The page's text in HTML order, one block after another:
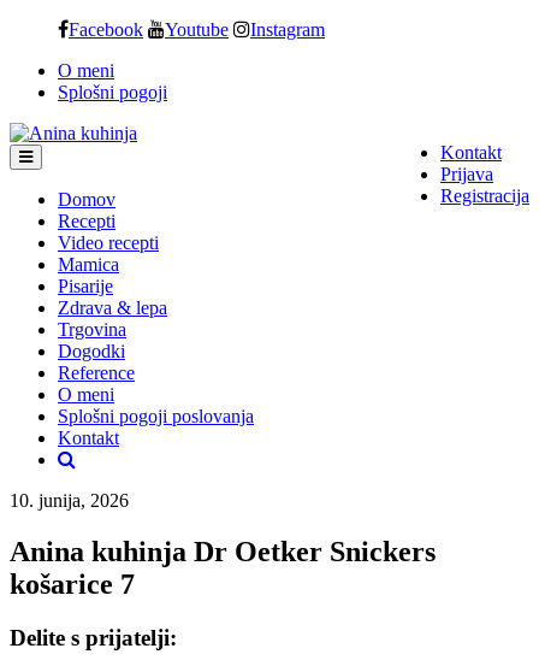
content
Facebook Youtube Instagram
O meni
Splošni pogoji
Kontakt
Prijava
Registracija
Domov
Recepti
Video recepti
Mamica
Pisarije
Zdrava & lepa
Trgovina
Dogodki
Reference
O meni
Splošni pogoji poslovanja
Kontakt
10. junija, 2026
Anina kuhinja Dr Oetker Snickers
košarice 7
Delite s prijatelji: